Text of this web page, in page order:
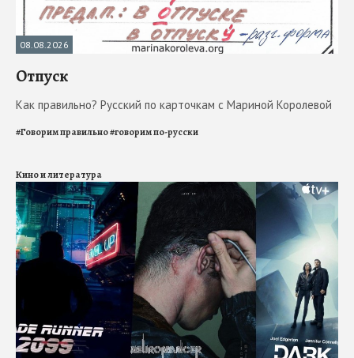
08.08.2026
Отпуск
Как правильно? Русский по карточкам с Мариной Королевой
#Говорим правильно#говорим по-русски
Кино и литература